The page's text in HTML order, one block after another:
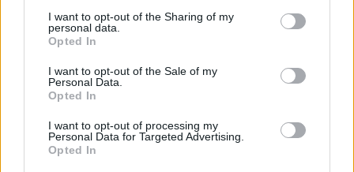
I want to opt-out of the Sharing of my
personal data.
Opted In
I want to opt-out of the Sale of my
Personal Data.
Opted In
I want to opt-out of processing my
Personal Data for Targeted Advertising.
Opted In
Δημοκρατίας, τμήμα από Σωτήρος έως Κρήτης
Ανώνυμος, κάθετος της Δημοκρατίας
Κρήτης, τμήμα από Πεύκων έως Μεγάλου Αλεξάνδρου
Δάσους, από Σωτήρος έως Κρήτης
Ανώνυμη, κάθετη στη Δάσους , τμήμα από Δημοκρατίας
έως Δάσους